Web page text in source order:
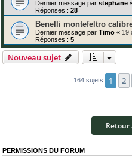
Dernier message par stephane
Réponses : 28
Benelli montefeltro
Dernier message par Timo « 19
Réponses : 5
Nouveau sujet
164 sujets 1 2
Retour
PERMISSIONS DU FORUM